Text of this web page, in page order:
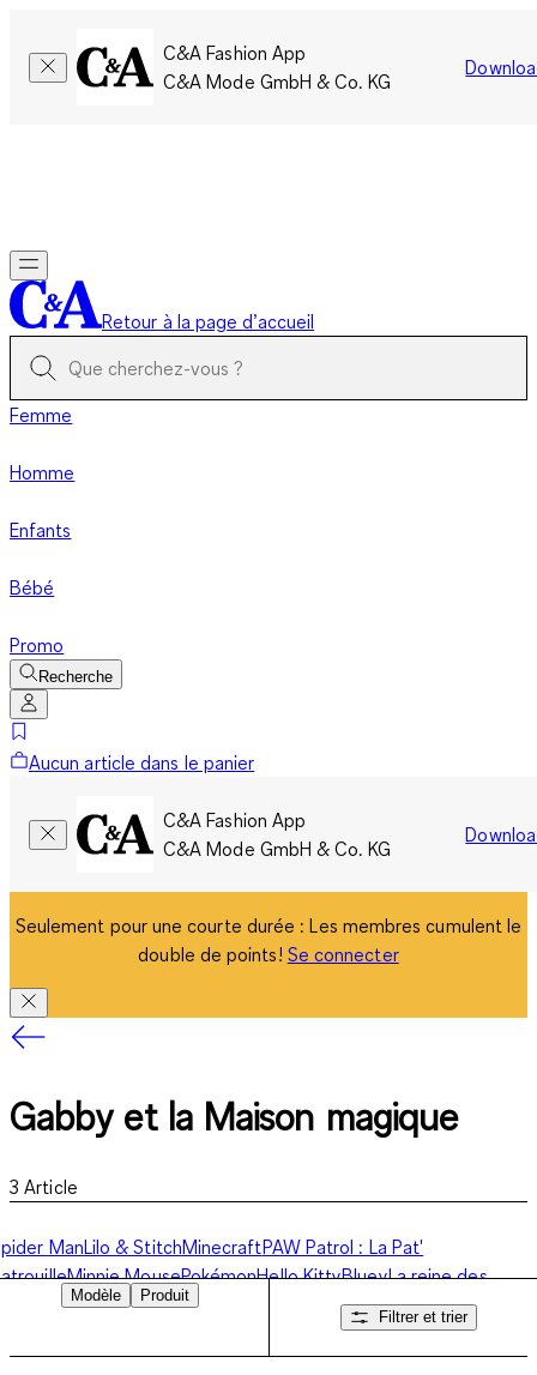
C&A Fashion App
C&A Mode GmbH & Co. KG
Retour à la page d’accueil
Femme
Homme
Enfants
Bébé
Promo
Recherche
Aucun article dans le panier
C&A Fashion App
C&A Mode GmbH & Co. KG
Seulement pour une courte durée : Les membres cumulent le
double de points! Se connecter
Gabby et la Maison magique
3 Article
ManLilo & StitchMinecraftPAW Patrol : La Pat'
Minnie MousePokémonHello KittyBlueyLa reine des
Gabby et la Maison magique GamingAutres personnages
Modèle
Produit
Filtrer et trier